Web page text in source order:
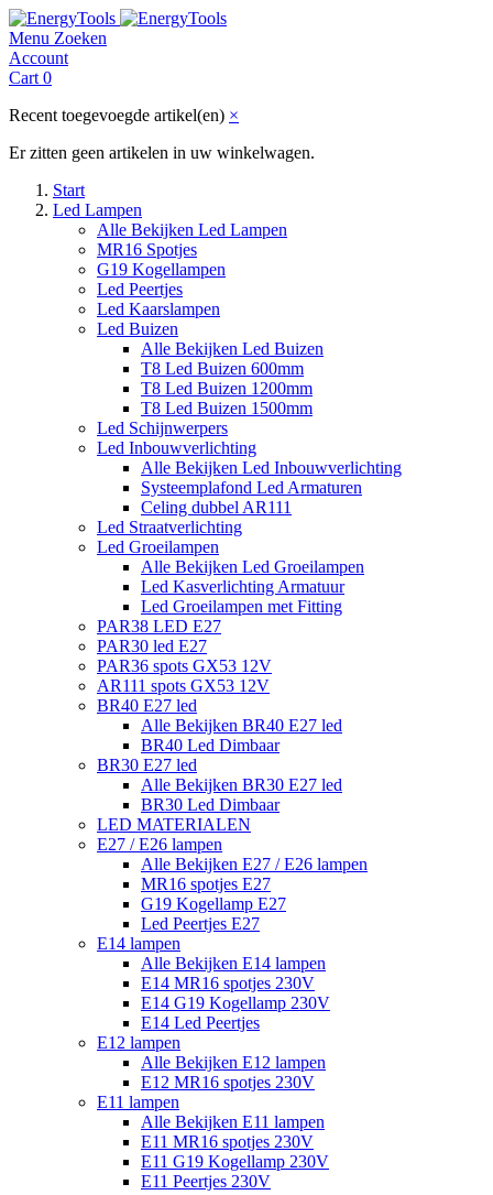
Menu Zoeken
Account
Cart 0
Recent toegevoegde artikel(en) ×
Er zitten geen artikelen in uw winkelwagen.
Start
Led Lampen
Alle Bekijken Led Lampen
MR16 Spotjes
G19 Kogellampen
Led Peertjes
Led Kaarslampen
Led Buizen
Alle Bekijken Led Buizen
T8 Led Buizen 600mm
T8 Led Buizen 1200mm
T8 Led Buizen 1500mm
Led Schijnwerpers
Led Inbouwverlichting
Alle Bekijken Led Inbouwverlichting
Systeemplafond Led Armaturen
Celing dubbel AR111
Led Straatverlichting
Led Groeilampen
Alle Bekijken Led Groeilampen
Led Kasverlichting Armatuur
Led Groeilampen met Fitting
PAR38 LED E27
PAR30 led E27
PAR36 spots GX53 12V
AR111 spots GX53 12V
BR40 E27 led
Alle Bekijken BR40 E27 led
BR40 Led Dimbaar
BR30 E27 led
Alle Bekijken BR30 E27 led
BR30 Led Dimbaar
LED MATERIALEN
E27 / E26 lampen
Alle Bekijken E27 / E26 lampen
MR16 spotjes E27
G19 Kogellamp E27
Led Peertjes E27
E14 lampen
Alle Bekijken E14 lampen
E14 MR16 spotjes 230V
E14 G19 Kogellamp 230V
E14 Led Peertjes
E12 lampen
Alle Bekijken E12 lampen
E12 MR16 spotjes 230V
E11 lampen
Alle Bekijken E11 lampen
E11 MR16 spotjes 230V
E11 G19 Kogellamp 230V
E11 Peertjes 230V